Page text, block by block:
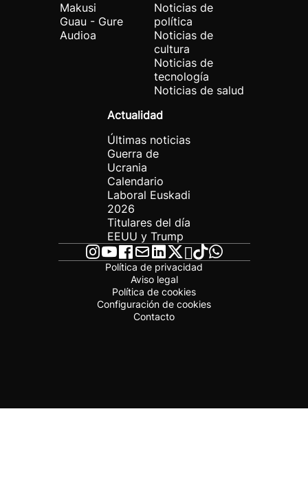
Makusi
Guau - Gure
Audioa
Noticias de
política
Noticias de
cultura
Noticias de
tecnología
Noticias de salud
Actualidad
Últimas noticias
Guerra de
Ucrania
Calendario
Laboral Euskadi
2026
Titulares del día
EEUU y Trump
Política de privacidad
Aviso legal
Política de cookies
Configuración de cookies
Contacto